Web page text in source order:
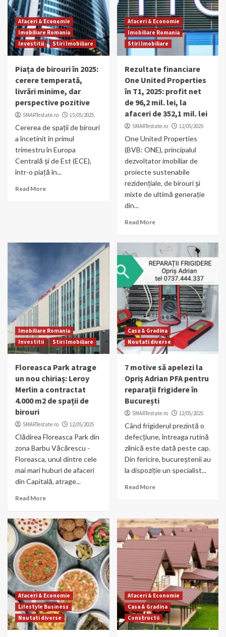
Afaceri & Economie
Imobiliare Romania
Investitii
Stiri Imobiliare
Piața de birouri în 2025:
cerere temperată,
livrări minime, dar
perspective pozitive
SMARTestate.ro 15/05/2025
Cererea de spații de birouri
a încetinit în primul
trimestru în Europa
Centrală și de Est (ECE),
într-o piață în...
Read More
Afaceri & Economie
Imobiliare Romania
Stiri Imobiliare
Rezultate financiare
One United Properties
în T1, 2025: profit net
de 96,2 mil. lei, la
afaceri de 352,1 mil. lei
SMARTestate.ro 12/05/2025
One United Properties
(BVB: ONE), principalul
dezvoltator imobiliar de
proiecte sustenabile
rezidențiale, de birouri și
mixte de ultimă generație
din...
Read More
Imobiliare Romania
Investitii
Stiri Imobiliare
Floreasca Park atrage
un nou chiriaș: Leroy
Merlin a contractat
4.000 m2 de spații de
birouri
SMARTestate.ro 12/05/2025
Clădirea Floreasca Park din
zona Barbu Văcărescu -
Floreasca, unul dintre cele
mai mari huburi de afaceri
din Capitală, atrage...
Read More
Casa & Gradina
Noutati diverse
7 motive să apelezi la
Opriș Adrian PFA pentru
reparații frigidere în
București
SMARTestate.ro 12/05/2025
Când frigiderul prezintă o
defecțiune, întreaga rutină
zilnică este dată peste cap.
Din fericire, bucureștenii au
la dispoziție un specialist...
Read More
Afaceri & Economie
Lifestyle Business
Noutati diverse
Afaceri & Economie
Casa & Gradina
Constructii